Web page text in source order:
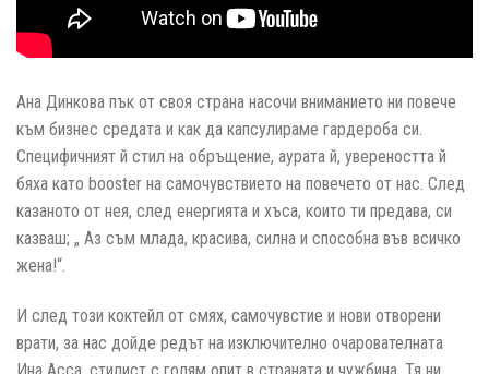
Ана Динкова пък от своя страна насочи вниманието ни повече
към бизнес средата и как да капсулираме гардероба си.
Специфичният й стил на обръщение, аурата й, увереността й
бяха като booster на самочувствието на повечето от нас. След
казаното от нея, след енергията и хъса, които ти предава, си
казваш; „ Аз съм млада, красива, силна и способна във всичко
жена!“.
И след този коктейл от смях, самочувстие и нови отворени
врати, за нас дойде редът на изключително очарователната